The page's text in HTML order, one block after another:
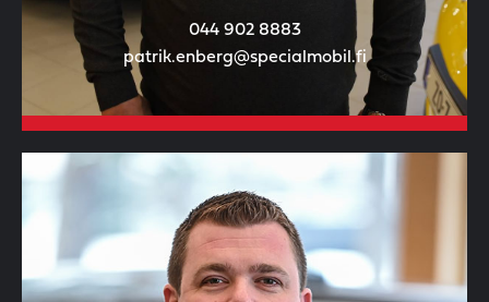
044 902 8883
patrik.enberg@specialmobil.fi